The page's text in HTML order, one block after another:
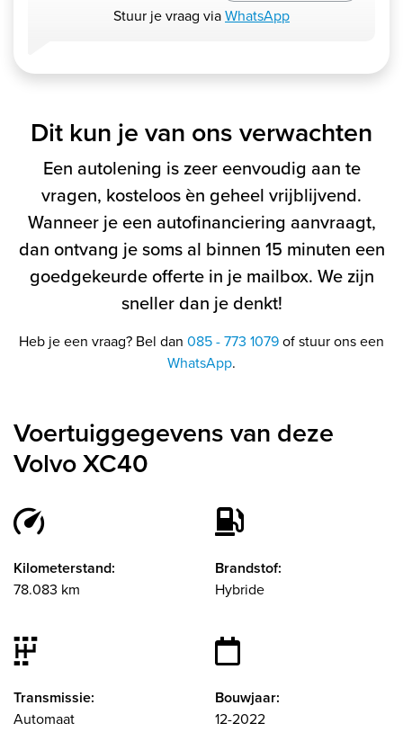
Stuur je vraag viaWhatsApp
Dit kun je van ons verwachten
Een autolening is zeer eenvoudig aan te
vragen, kosteloos èn geheel vrijblijvend.
Wanneer je een autofinanciering aanvraagt,
dan ontvang je soms al binnen 15 minuten een
goedgekeurde offerte in je mailbox. We zijn
sneller dan je denkt!
Heb je een vraag? Bel dan 085 - 773 1079of stuur ons een
WhatsApp.
Voertuiggegevens van deze
Volvo XC40
Kilometerstand:
78.083 km
Brandstof:
Hybride
Transmissie:
Automaat
Bouwjaar:
12-2022